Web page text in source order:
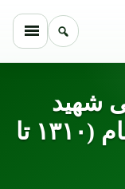
شهید
محمد داؤد از آغاز تا انجام (۱۳۱۰ تا